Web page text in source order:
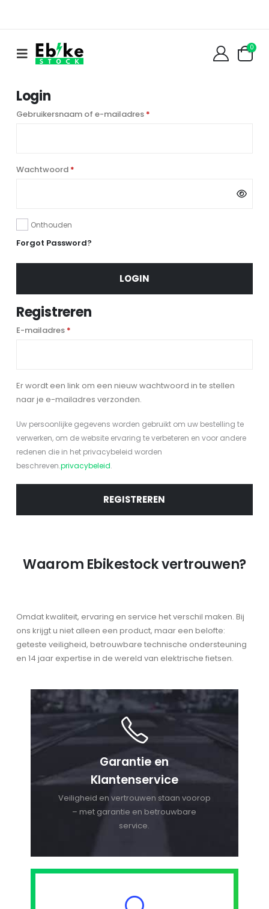
0
Login
Gebruikersnaam of e-mailadres *Vereist
Wachtwoord *Vereist
Onthouden
Forgot Password?
LOGIN
Registreren
E-mailadres *Vereist
Er wordt een link om een nieuw wachtwoord in te stellen
naar je e-mailadres verzonden.
Uw persoonlijke gegevens worden gebruikt om uw bestelling te
verwerken, om de website ervaring te verbeteren en voor andere
redenen die in het privacybeleid worden
beschreven.privacybeleid.
REGISTREREN
Waarom Ebikestock vertrouwen?
Omdat kwaliteit, ervaring en service het verschil maken. Bij
ons krijgt u niet alleen een product, maar een belofte:
geteste veiligheid, betrouwbare technische ondersteuning
en 14 jaar expertise in de wereld van elektrische fietsen.
Garantie en
Klantenservice
Veiligheid en vertrouwen staan voorop
– met garantie en betrouwbare
service.